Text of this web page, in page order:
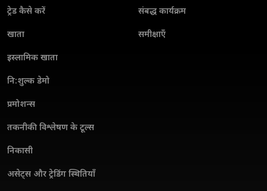
ट्रेड कैसे करें
खाता
इस्लामिक खाता
नि:शुल्क डेमो
प्रमोशन्स
तकनीकी विश्लेषण के टूल्स
निकासी
असेट्स और ट्रेडिंग स्थितियाँ
संबद्ध कार्यक्रम
समीक्षाएँ